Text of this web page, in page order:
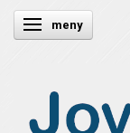
Ändra navigering
meny